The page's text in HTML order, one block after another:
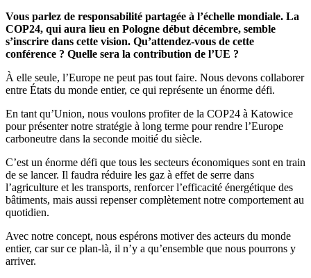
Vous parlez de responsabilité partagée à l’échelle mondiale. La
COP24, qui aura lieu en Pologne début décembre, semble
s’inscrire dans cette vision. Qu’attendez-vous de cette
conférence ? Quelle sera la contribution de l’UE ?
À elle seule, l’Europe ne peut pas tout faire. Nous devons collaborer
entre États du monde entier, ce qui représente un énorme défi.
En tant qu’Union, nous voulons profiter de la COP24 à Katowice
pour présenter notre stratégie à long terme pour rendre l’Europe
carboneutre dans la seconde moitié du siècle.
C’est un énorme défi que tous les secteurs économiques sont en train
de se lancer. Il faudra réduire les gaz à effet de serre dans
l’agriculture et les transports, renforcer l’efficacité énergétique des
bâtiments, mais aussi repenser complètement notre comportement au
quotidien.
Avec notre concept, nous espérons motiver des acteurs du monde
entier, car sur ce plan-là, il n’y a qu’ensemble que nous pourrons y
arriver.